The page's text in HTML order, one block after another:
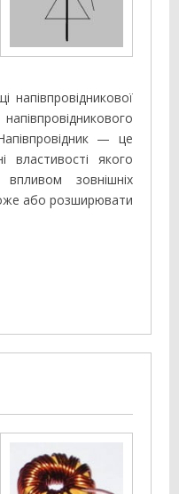
напівпровідникової
— це
властивості якого
зовнішніх
або розширювати